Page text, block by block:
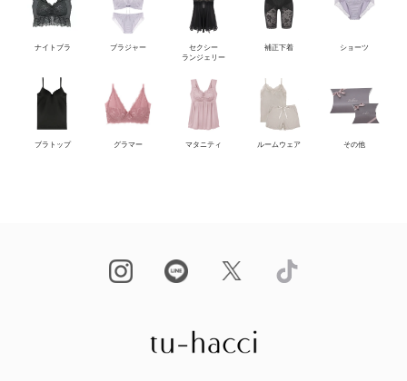
ナイトブラ ブラジャー
セクシー
ランジェリー
補正下着 ショーツ
ブラトップ グラマー マタニティ ルームウェア その他